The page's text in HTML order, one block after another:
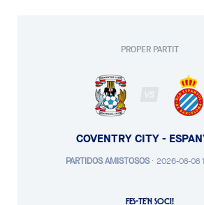
PROPER PARTIT
VS
COVENTRY CITY -
PARTIDOS AMISTOSOS· 2026-08-08
FES-TE'N SOCI!